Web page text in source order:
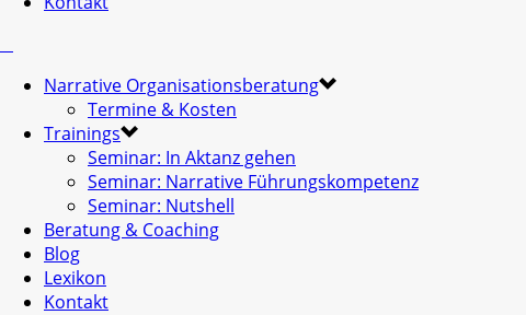
Narrative Organisationsberatung
Termine & Kosten
Trainings
Seminar: In Aktanz gehen
Seminar: Narrative Führungskompetenz
Seminar: Nutshell
Beratung & Coaching
Blog
Lexikon
Kontakt